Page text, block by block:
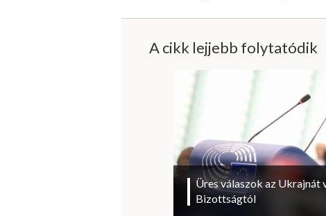
A cikk lejjebb folytatódik
Üres válaszok az Ukrajnát
Bizottságtól